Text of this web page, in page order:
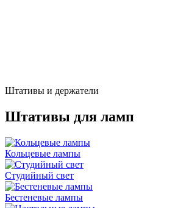
Штативы и держатели
Штативы для ламп
Кольцевые лампы
Студийный свет
Бестеневые лампы